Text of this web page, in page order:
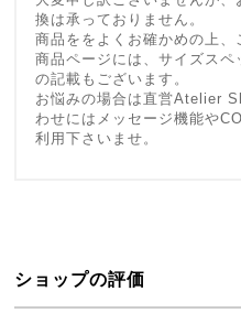
換は承っておりません。
商品ををよくお確かめの上、
商品ページには、サイズス
の記載もございます。
お悩みの場合は直営Atelier
わせにはメッセージ機能や
利用下さいませ。
ショップの評価